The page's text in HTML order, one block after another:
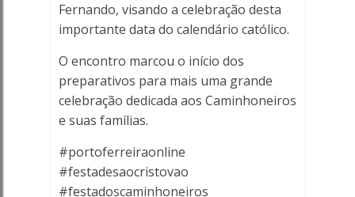
Fernando, visando a celebração desta
importante data do calendário católico.
O encontro marcou o início dos
preparativos para mais uma grande
celebração dedicada aos Caminhoneiros
e suas famílias.
#portoferreiraonline
#festadesaocristovao
#festadoscaminhoneiros